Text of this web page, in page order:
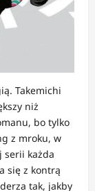
Takemichi
niż
bo tylko
z mroku, w
serii każda
się z kontrą
tak, jakby